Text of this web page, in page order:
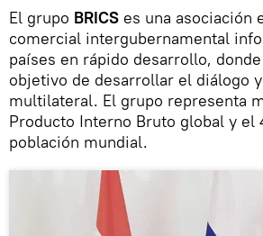
El grupo BRICS es una asociación
comercial intergubernamental
países en rápido desarrollo,
objetivo de desarrollar el diálogo
multilateral. El grupo representa
Producto Interno Bruto global y el
población mundial.